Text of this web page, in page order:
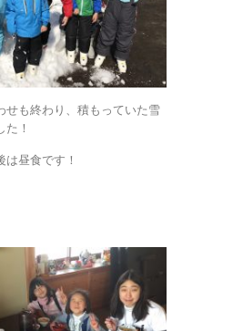
せも終わり、積もっていた雪
！
昼食です！